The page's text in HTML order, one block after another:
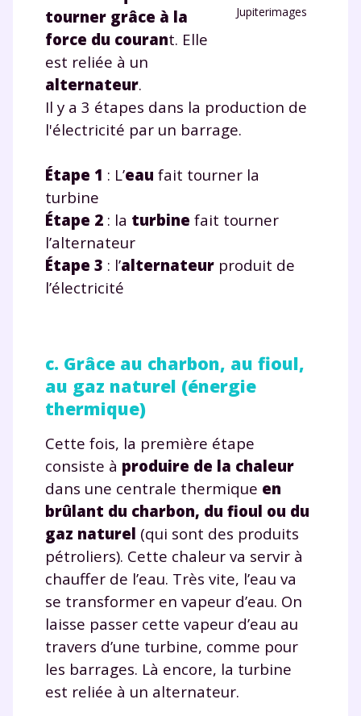
tourner grâce à la
force du courant. Elle
est reliée à un
alternateur.
Jupiterimages
Il y a 3 étapes dans la production de
l'électricité par un barrage.
Étape 1 : L’eau fait tourner la
turbine
Étape 2 : la turbine fait tourner
l’alternateur
Étape 3 : l’alternateur produit de
l’électricité
c. Grâce au charbon, au fioul,
au gaz naturel (énergie
thermique)
Cette fois, la première étape
consiste à produire de la chaleur
dans une centrale thermique en
brûlant du charbon, du fioul ou du
gaz naturel (qui sont des produits
pétroliers). Cette chaleur va servir à
chauffer de l’eau. Très vite, l’eau va
se transformer en vapeur d’eau. On
laisse passer cette vapeur d’eau au
travers d’une turbine, comme pour
les barrages. Là encore, la turbine
est reliée à un alternateur.